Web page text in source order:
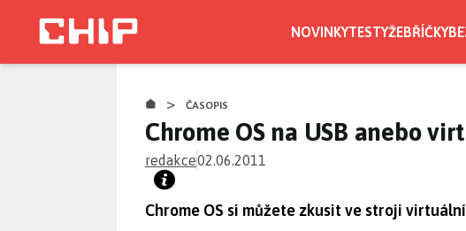
NOVINKYTESTYŽEBŘÍČKY
> ČASOPIS
Chrome OS na USB anebo
redakce02.06.2011
Chrome OS si můžete zkusit ve stroji